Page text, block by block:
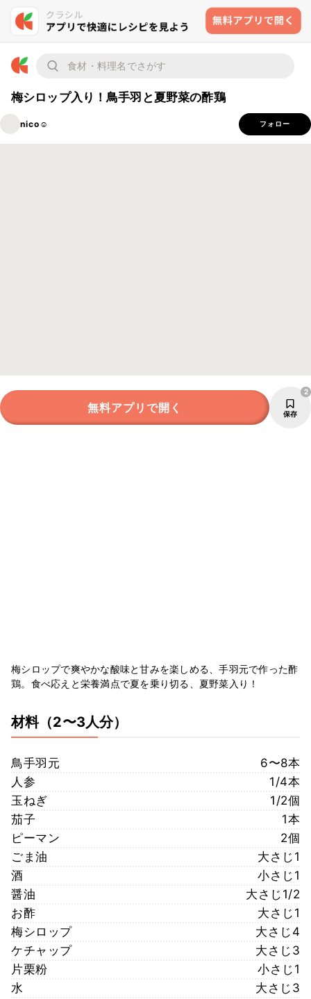
梅シロップ入り！鳥手羽と夏野菜の酢鶏
nico☺︎ フォロー
無料アプリで開く 保存
2
梅シロップで爽やかな酸味と甘みを楽しめる、手羽元で作った酢
鶏。食べ応えと栄養満点で夏を乗り切る、夏野菜入り！
材料（2〜3人分）
鳥手羽元
6〜8本
人参
1/4本
玉ねぎ
1/2個
茄子
1本
ピーマン
2個
ごま油
大さじ1
酒
小さじ1
醤油
大さじ1/2
お酢
大さじ1
梅シロップ
大さじ4
ケチャップ
大さじ3
片栗粉
小さじ1
水
大さじ3